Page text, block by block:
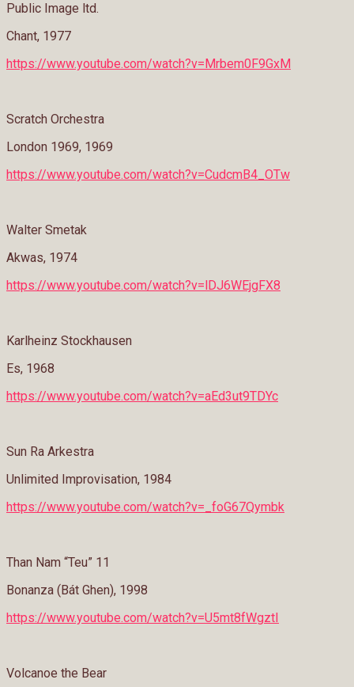
Public Image ltd.
Chant, 1977
https://www.youtube.com/watch?v=Mrbem0F9GxM
Scratch Orchestra
London 1969, 1969
https://www.youtube.com/watch?v=CudcmB4_OTw
Walter Smetak
Akwas, 1974
https://www.youtube.com/watch?v=lDJ6WEjgFX8
Karlheinz Stockhausen
Es, 1968
https://www.youtube.com/watch?v=aEd3ut9TDYc
Sun Ra Arkestra
Unlimited Improvisation, 1984
https://www.youtube.com/watch?v=_foG67Qymbk
Than Nam “Teu” 11
Bonanza (Bát Ghen), 1998
https://www.youtube.com/watch?v=U5mt8fWgztI
Volcanoe the Bear